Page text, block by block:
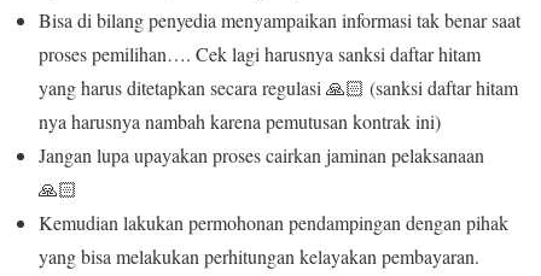
Bisa di bilang penyedia menyampaikan informasi tak benar saat
proses pemilihan…. Cek lagi harusnya sanksi daftar hitam
yang harus ditetapkan secara regulasi 🙏🏻 (sanksi daftar hitam
nya harusnya nambah karena pemutusan kontrak ini)
Jangan lupa upayakan proses cairkan jaminan pelaksanaan
🙏🏻
Kemudian lakukan permohonan pendampingan dengan pihak
yang bisa melakukan perhitungan kelayakan pembayaran.